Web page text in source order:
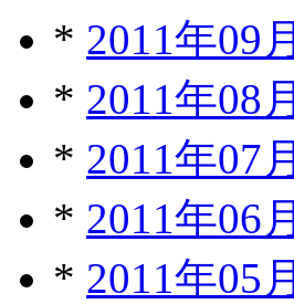
* 2011年09月
* 2011年08月
* 2011年07月
* 2011年06月
* 2011年05月